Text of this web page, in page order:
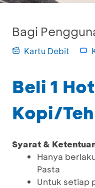
Bagi
Kartu Debit
Beli 1
Kopi/Teh
Syarat &
Hanya
Pasta
Untuk setiap